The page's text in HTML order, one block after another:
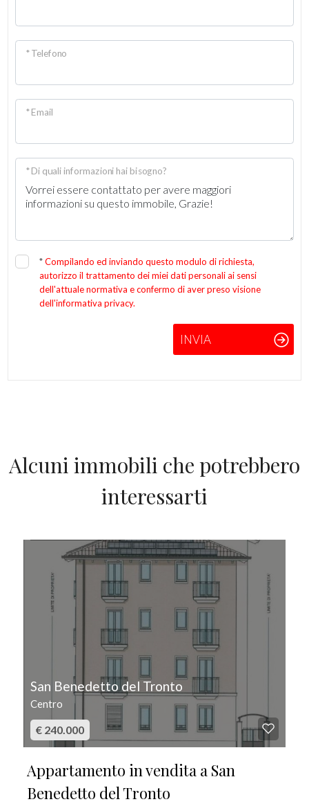
* Telefono
* Email
* Di quali informazioni hai bisogno?
*Compilando ed inviando questo modulo di richiesta,
autorizzo il trattamento dei miei dati personali ai sensi
dell'attuale normativa e confermo di aver preso visione
dell'informativa privacy.
INVIA
Alcuni immobili che potrebbero
interessarti
San Benedetto del Tronto
Centro
€ 240.000
Appartamento in vendita a San
Benedetto del Tronto